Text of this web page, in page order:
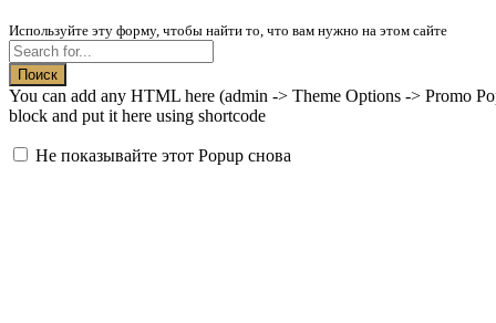
Используйте эту форму, чтобы найти то, что вам нужно на этом сайте
Поиск
You can add any HTML here (admin -> Theme Options -> Promo
block and put it here using shortcode
Не показывайте этот Popup снова